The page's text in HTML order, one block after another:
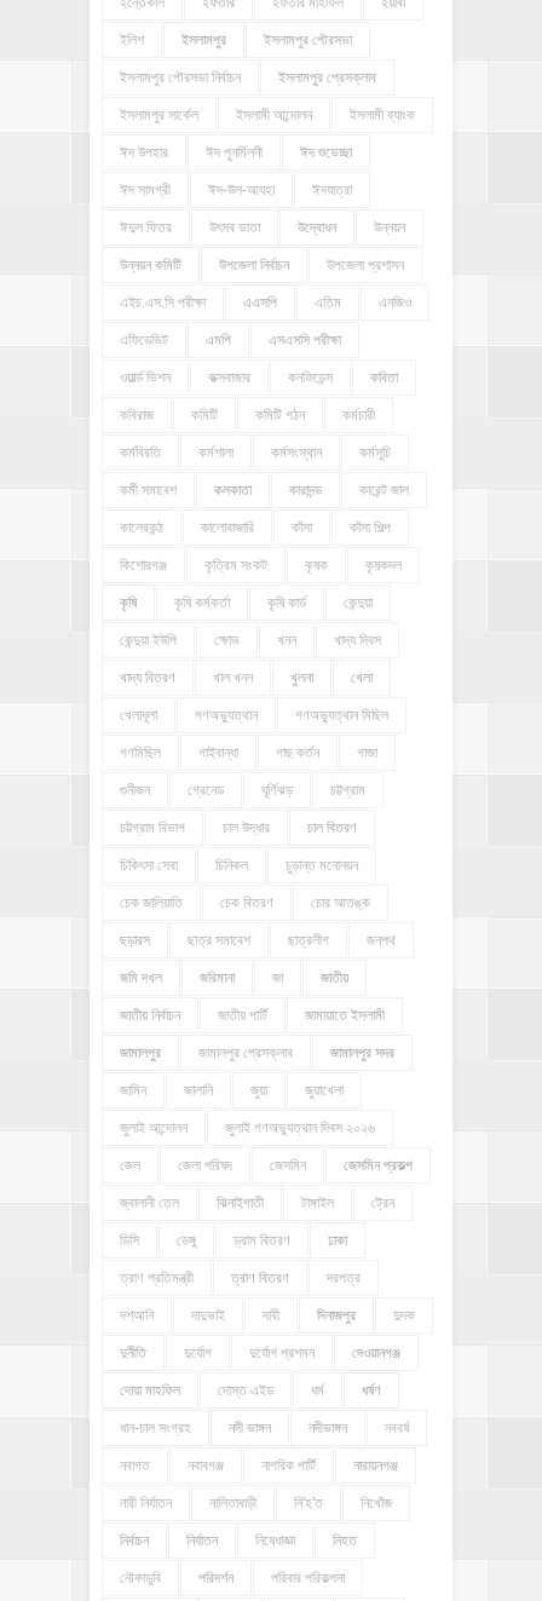
ইলিশ ইসলামপুর ইসলামপুর পৌরসভা
ইসলামপুর পৌরসভা নির্বাচন ইসলামপুর প্রেসক্লাব
ইসলামপুর সার্কেল ইসলামী আন্দোলন ইসলামী ব্যাংক
ঈদ উপহার ঈদ পুনর্মিলনী ঈদ শুভেচ্ছা
ঈদ সামগ্রী ঈদ-উল-আযহা ঈদযাত্রা
ঈদুল ফিতর উৎসব ভাতা উদ্বোধন উন্নয়ন
উন্নয়ন কমিটি উপজেলা নির্বাচন উপজেলা প্রশাসন
এইচ.এস.সি পরীক্ষা এএসপি এতিম এনজিও
এফিডেভিট এমপি এসএসসি পরীক্ষা
ওয়ার্ল্ড ভিশন কক্সবাজার কনফিডেন্স কবিতা
কবিরাজ কমিটি কমিটি গঠন কর্মচারী
কর্মবিরতি কর্মশালা কর্মসংস্থান কর্মসূচি
কর্মী সমাবেশ কলকাতা কারাদন্ড কারেন্ট জাল
কালেরকন্ঠ কালোবাজারি কাঁসা কাঁসা শিল্প
কিশোরগঞ্জ কৃত্রিম সংকট কৃষক কৃষকদল
কৃষি কৃষি কর্মকর্তা কৃষি কার্ড কেন্দুয়া
কেন্দুয়া ইউপি ক্ষোভ খনন খাদ্য দিবস
খাদ্য বিতরণ খাল খনন খুলনা খেলা
খেলাধূলা গণঅভ্যুত্থান গণঅভ্যুত্থান মিছিল
গণমিছিল গাইবান্ধা গাছ কর্তন গাজা
গুনীজন গ্রেনেড ঘূর্ণিঝড় চট্টগ্রাম
চট্টগ্রাম বিভাগ চাল উদ্ধার চাল বিতরণ
চিকিৎসা সেবা চিনিকল চুড়ান্ত মনোনয়ন
চেক জালিয়াতি চেক বিতরণ চোর আতঙ্ক
ছড়ারস ছাত্র সমাবেশ ছাত্রলীগ জনপথ
জমি দখল জরিমানা জা জাতীয়
জাতীয় নির্বাচন জাতীয় পার্টি জামায়াতে ইসলামী
জামালপুর জামালপুর প্রেসক্লাব জামালপুর সদর
জামিন জালানি জুয়া জুয়াখেলা
জুলাই আন্দোলন জুলাই গণঅভ্যুত্থান দিবস ২০২৬
জেল জেলা পরিষদ জেসমিন জেসমিন প্রকল্প
জ্বালানী তেল ঝিনাইগাতী টাঙ্গাইল ট্রেন
ডিসি ডেঙ্গু ড্রাম বিতরণ ঢাকা
ত্রাণ প্রতিমন্ত্রী ত্রাণ বিতরণ দরপত্র
দশআনি দাদুভাই দাবী দিনাজপুর দুদক
দুর্নীতি দুর্যোগ দুর্যোগ প্রশমন দেওয়ানগঞ্জ
দোয়া মাহফিল দোস্ত এইড ধর্ম ধর্ষণ
ধান-চাল সংগ্রহ নদী ভাঙ্গন নদীভাঙ্গন নববর্ষ
নবাগত নবাবগঞ্জ নাগরিক পার্টি নারায়নগঞ্জ
নারী নির্যাতন নালিতাবাড়ী নি'হ'ত নিখোঁজ
নির্বাচন নির্যাতন নিষেধাজ্ঞা নিহত
নৌকাডুবি পরিদর্শন পরিবার পরিকল্পনা